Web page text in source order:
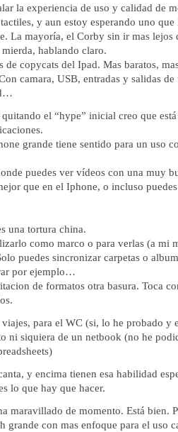
la experiencia de uso y calidad de
y aun estoy esperando uno que
La mayoría, el Corby sin ir mas lejos
hablando claro.
de copycats del Ipad. Mas baratos,
camara, USB, entradas y salidas
el “hype” inicial creo que
grande tiene sentido para un uso
puedes ver vídeos con una muy
que en el Iphone, o incluso
una tortura china.
como marco o para verlas (a mi
puedes sincronizar carpetas o
por ejemplo…
de formatos otra basura. Toca
para el WC (si, lo he probado y
ni siquiera de un netbook (no he
y encima tienen esa habilidad
lo que hay que hacer.
maravillado de momento. Está bien.
grande con mas enfoque para el uso